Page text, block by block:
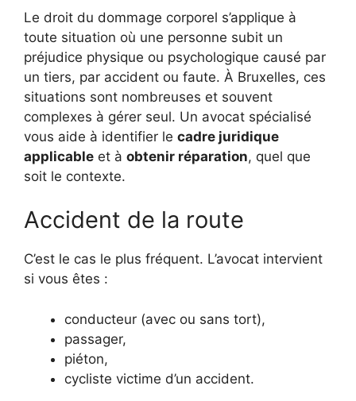
Le droit du dommage corporel s’applique à
toute situation où une personne subit un
préjudice physique ou psychologique causé par
un tiers, par accident ou faute. À Bruxelles, ces
situations sont nombreuses et souvent
complexes à gérer seul. Un avocat spécialisé
vous aide à identifier le cadre juridique
applicable et à obtenir réparation, quel que
soit le contexte.
Accident de la route
C’est le cas le plus fréquent. L’avocat intervient
si vous êtes :
conducteur (avec ou sans tort),
passager,
piéton,
cycliste victime d’un accident.